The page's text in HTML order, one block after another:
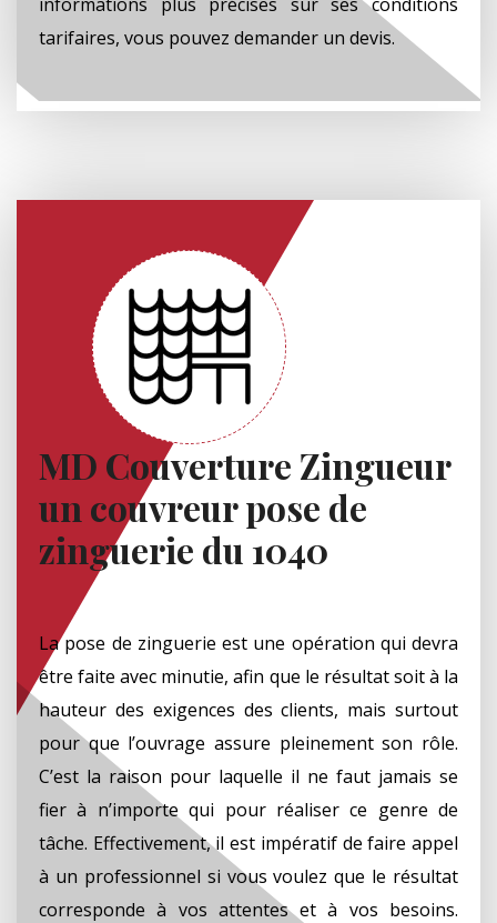
tarifaires, vous pouvez demander un devis.
MD Couverture Zingueur
un couvreur pose de
zinguerie du 1040
La pose de zinguerie est une opération qui devra
être faite avec minutie, afin que le résultat soit à la
hauteur des exigences des clients, mais surtout
pour que l’ouvrage assure pleinement son rôle.
C’est la raison pour laquelle il ne faut jamais se
fier à n’importe qui pour réaliser ce genre de
tâche. Effectivement, il est impératif de faire appel
à un professionnel si vous voulez que le résultat
corresponde à vos attentes et à vos besoins.